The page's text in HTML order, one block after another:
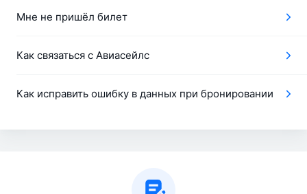
Мне не пришёл билет
Как связаться с Авиасейлс
Как исправить ошибку в данных при бронировании